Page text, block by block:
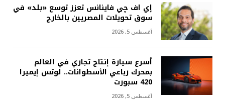
إي اف چي فاينانس تعزز توسع «بلد» في
سوق تحويلات المصريين بالخارج
أغسطس 5, 2026
أسرع سيارة إنتاج تجاري في العالم
بمحرك رباعي الأسطوانات.. لوتس إيميرا
420 سبورت
أغسطس 5, 2026